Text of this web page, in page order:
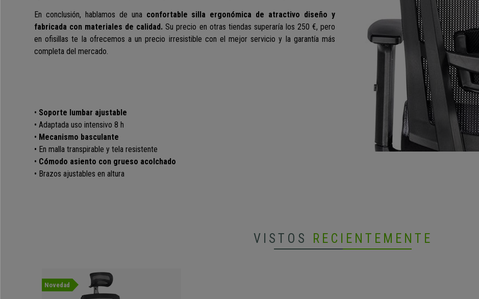
En conclusión, hablamos de una confortable silla ergonómica de atractivo diseño y
fabricada con materiales de calidad. Su precio en otras tiendas superaría los 250 €, pero
en ofisillas te la ofrecemos a un precio irresistible con el mejor servicio y la garantía más
completa del mercado.
• Soporte lumbar ajustable
• Adaptada uso intensivo 8 h
• Mecanismo basculante
• En malla transpirable y tela resistente
• Cómodo asiento con grueso acolchado
• Brazos ajustables en altura
VISTOS RECIENTEMENTE
Novedad